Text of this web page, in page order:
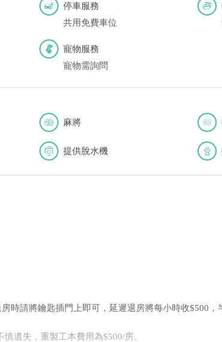
停車服務
共用免費車位
寵物服務
寵物需詢問
麻將
提供脫水機
時請將鑰匙插門上即可，延遲退房將每小時收$500
遺失，重製工本費用為$500/房。